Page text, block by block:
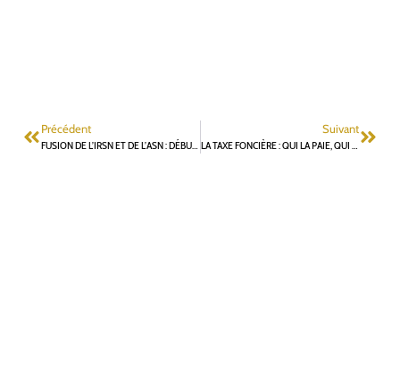
Précédent
FUSION DE L’IRSN ET DE L’ASN : DÉBUT DES DÉBATS À L’ASSEMBLÉE NATIONALE LE 13 MARS
Suivant
LA TAXE FONCIÈRE : QUI LA PAIE, QUI EST EXONÉRÉ, QUEL EST SON POIDS DANS NOTRE COMMUNE ET POURQUOI UNE TELLE HAUSSE MASSIVE EN 2023 ?